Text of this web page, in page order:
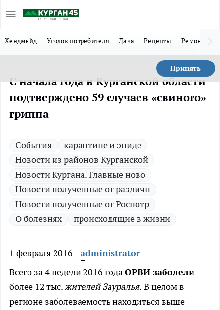
Хендмейд Уголок потребителя Дача Рецепты Ремонт
Принять
С начала года в Курганской области
подтверждено 59 случаев «свиного»
гриппа
Cобытия
карантине и эпиде
Новости из районов Курганской
Новости Кургана. Главные ново
Новости полученные от различн
Новости полученные от Роспотр
О болезнях
происходящие в жизни
1 февраля 2016
administrator
Всего за 4 недели 2016 годаОРВИ заболели
более 12 тыс.жителей Зауралья. В целом в
регионе заболеваемость находиться выше